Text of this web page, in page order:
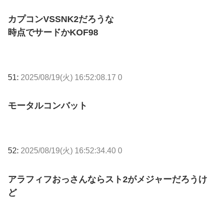
カプコンVSSNK2だろうな
時点でサードかKOF98
51: 2025/08/19(火) 16:52:08.17 0
モータルコンバット
52: 2025/08/19(火) 16:52:34.40 0
アラフィフおっさんならスト2がメジャーだろうけ
ど